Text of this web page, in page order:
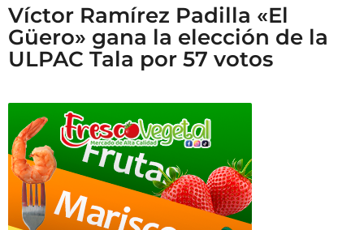
Víctor Ramírez Padilla «El
Güero» gana la elección de la
ULPAC Tala por 57 votos